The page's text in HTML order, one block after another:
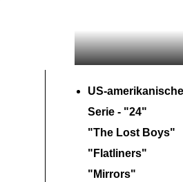
US-
Serie - "24"
"The Lost Boys"
"Flatliners"
"Mirrors"